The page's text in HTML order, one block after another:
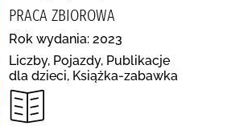
PRACA ZBIOROWA
Rok wydania: 2023
Liczby, Pojazdy, Publikacje
dla dzieci, Książka-zabawka